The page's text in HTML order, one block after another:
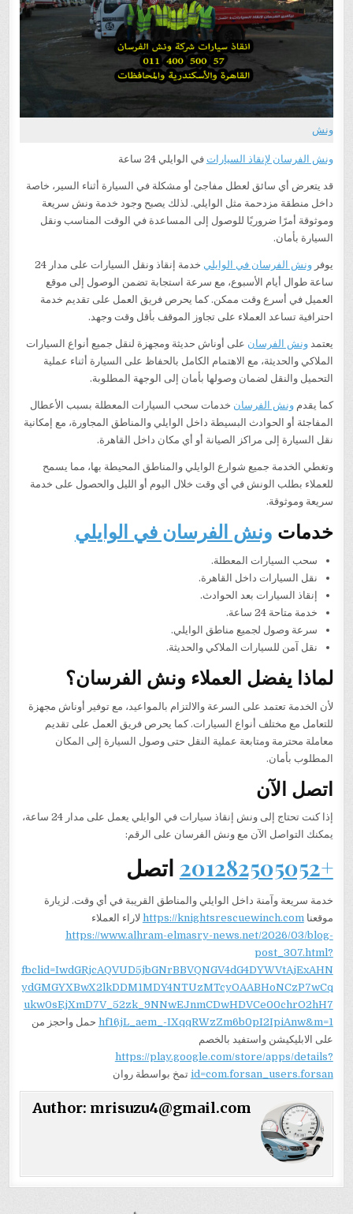
ونش
ونش الفرسان لإنقاذ السيارات في الوايلي 24 ساعة
قد يتعرض أي سائق لعطل مفاجئ أو مشكلة في السيارة أثناء السير، خاصة
داخل منطقة مزدحمة مثل الوايلي. لذلك يصبح وجود خدمة ونش سريعة
وموثوقة أمرًا ضروريًا للوصول إلى المساعدة في الوقت المناسب ونقل
السيارة بأمان.
يوفرونش الفرسان في الوايلي
خدمة إنقاذ ونقل السيارات على مدار 24
ساعة طوال أيام الأسبوع، مع سرعة استجابة تضمن الوصول إلى موقع
العميل في أسرع وقت ممكن. كما يحرص فريق العمل على تقديم خدمة
احترافية تساعد العملاء على تجاوز الموقف بأقل وقت وجهد.
يعتمدونش الفرسان على أوناش حديثة ومجهزة لنقل جميع أنواع السيارات
الملاكي والحديثة، مع الاهتمام الكامل بالحفاظ على السيارة أثناء عملية
التحميل والنقل لضمان وصولها بأمان إلى الوجهة المطلوبة.
كما يقدمونش الفرسان خدمات سحب السيارات المعطلة بسبب الأعطال
المفاجئة أو الحوادث البسيطة داخل الوايلي والمناطق المجاورة، مع إمكانية
نقل السيارة إلى مراكز الصيانة أو أي مكان داخل القاهرة.
وتغطي الخدمة جميع شوارع الوايلي والمناطق المحيطة بها، مما يسمح
للعملاء بطلب الونش في أي وقت خلال اليوم أو الليل والحصول على خدمة
سريعة وموثوقة.
خدمات ونش الفرسان في الوايلي
سحب السيارات المعطلة.
نقل السيارات داخل القاهرة.
إنقاذ السيارات بعد الحوادث.
خدمة متاحة 24 ساعة.
سرعة وصول لجميع مناطق الوايلي.
نقل آمن للسيارات الملاكي والحديثة.
لماذا يفضل العملاء ونش الفرسان؟
لأن الخدمة تعتمد على السرعة والالتزام بالمواعيد، مع توفير أوناش مجهزة
للتعامل مع مختلف أنواع السيارات. كما يحرص فريق العمل على تقديم
معاملة محترمة ومتابعة عملية النقل حتى وصول السيارة إلى المكان
المطلوب بأمان.
اتصل الآن
إذا كنت تحتاج إلى ونش إنقاذ سيارات في الوايلي يعمل على مدار 24 ساعة،
يمكنك التواصل الآن مع ونش الفرسان على الرقم:
+201282505052 اتصل
خدمة سريعة وآمنة داخل الوايلي والمناطق القريبة في أي وقت. لزيارة
موقعناhttps://knightsrescuewinch.com لاراء العملاء
https://www.alhram-elmasry-news.net/2026/03/blog-
post_307.html?
fbclid=IwdGRjcAQVUD5jbGNrBBVQNGV4dG4DYWVtAjExAHN
ydGMGYXBwX2lkDDM1MDY4NTUzMTcyOAABHoNCzP7wCq
ukw0sEjXmD7V_52zk_9NNwEJnmCDwHDVCe00chrO2hH7
hf16jL_aem_-IXqqRWzZm6b0pI2IpiAnw&m=1 حمل واحجز من
على الابليكيشن واستفيد بالخصم
https://play.google.com/store/apps/details?
id=com.forsan_users.forsan تمخ بواسطة روان
Author: mrisuzu4@gmail.com